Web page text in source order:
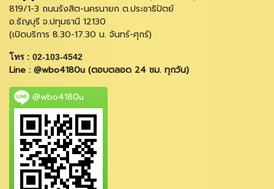
819/1-3 ถนนรังสิต-นครนายก ต.ประชาธิปัตย์
อ.ธัญบุรี จ.ปทุมธานี 12130
(เปิดบริการ 8.30-17.30 น. จันทร์-ศุกร์)
โทร : 02-103-4542
Line : @wbo4180u (ตอบตลอด 24 ชม. ทุกวัน)
@wbo4180u